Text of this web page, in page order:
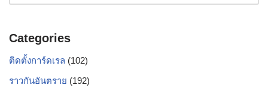
Categories
ติดตั้งการ์ดเรล (102)
ราวกันอันตราย (192)